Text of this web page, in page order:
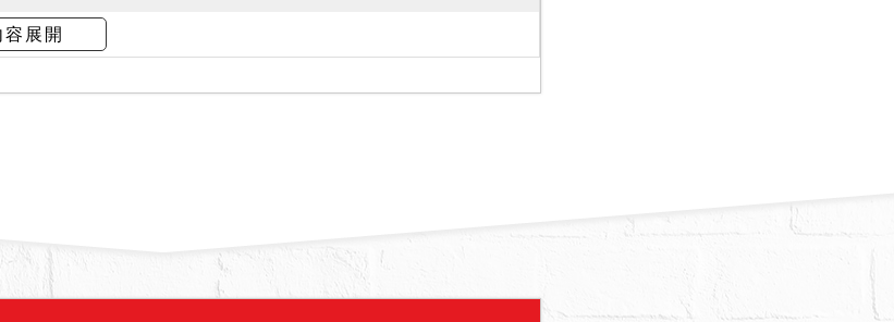
；另第2層有其他房客承租，本件建物第1層、1層夾
陳報使用使用情形，2層由第三人陳○宇承租，租期
止，租金每月1萬4千元，由原承租人繼續使用中，
考量相關風險再行投標。
登記建物，拍定人無法持本院核發之權利移轉證書
風險，日後不得因面積不符，主張增減價金或請求撤
容展開